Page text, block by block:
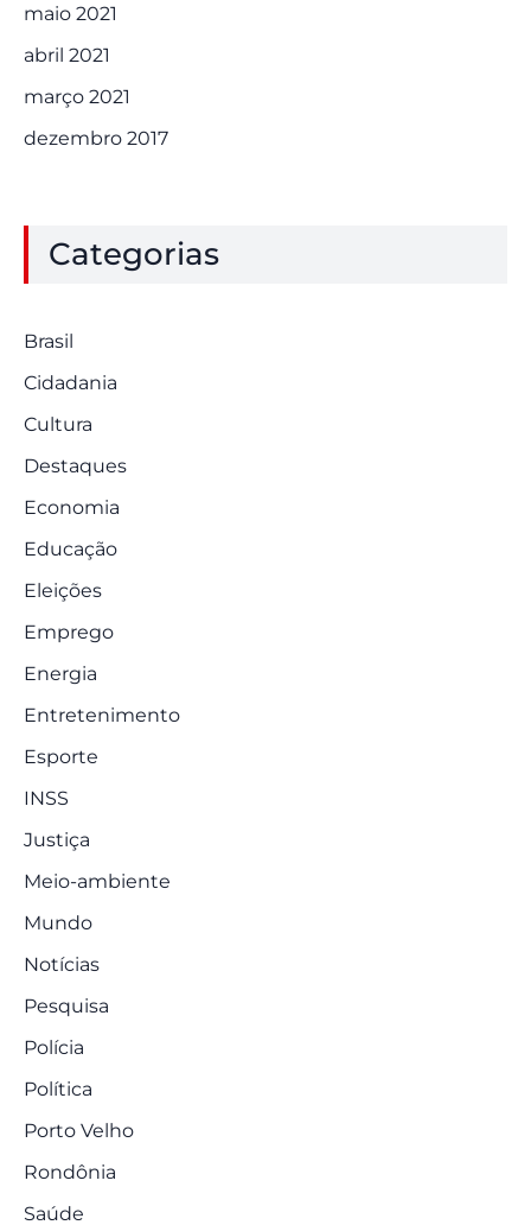
maio 2021
abril 2021
março 2021
dezembro 2017
Categorias
Brasil
Cidadania
Cultura
Destaques
Economia
Educação
Eleições
Emprego
Energia
Entretenimento
Esporte
INSS
Justiça
Meio-ambiente
Mundo
Notícias
Pesquisa
Polícia
Política
Porto Velho
Rondônia
Saúde